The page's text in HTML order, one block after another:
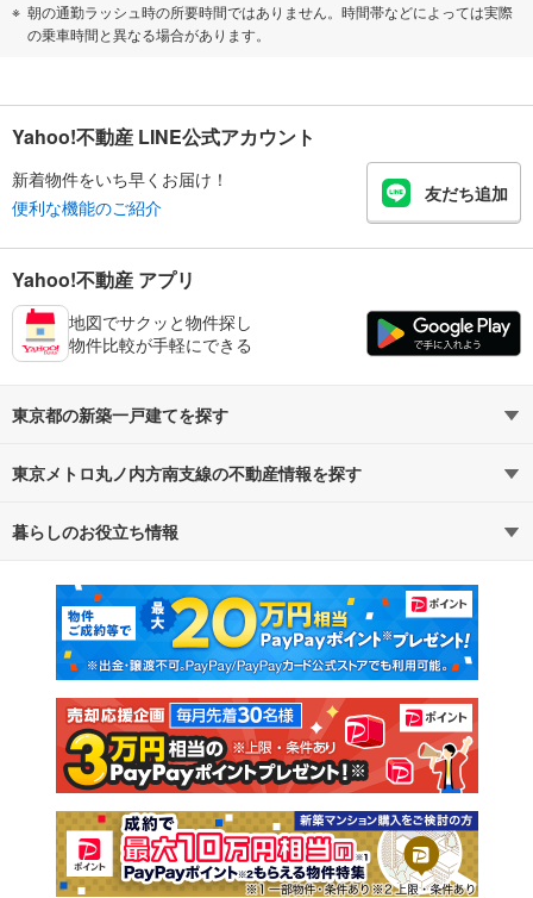
朝の通勤ラッシュ時の所要時間ではありません。時間帯などによっては実際
の乗車時間と異なる場合があります。
Yahoo!不動産 LINE公式アカウント
新着物件をいち早くお届け！
便利な機能のご紹介
友だち追加
Yahoo!不動産 アプリ
地図でサクッと物件探し
物件比較が手軽にできる
東京都の新築一戸建てを探す
路線・駅から探す 地域から探す
通勤・通学時間から探す
東京メトロ丸ノ内方南支線の不動産情報を探す
不動産・住宅
新築マンション 中古マンション
新築一戸建て 中古一戸建て
注文住宅 土地
売却査定
暮らしのお役立ち情報
マンションカタログ 教えて！住まいの先生